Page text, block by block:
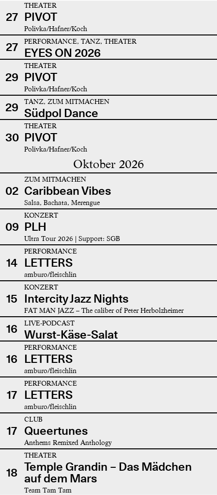
27
THEATER
PIVOT
Polivka/Hafner/Koch
27 PERFORMANCE, TANZ, THEATER
EYES ON 2026
29
THEATER
PIVOT
Polivka/Hafner/Koch
29 TANZ, ZUM MITMACHEN
Südpol Dance
30
THEATER
PIVOT
Polivka/Hafner/Koch
Oktober 2026
02
ZUM MITMACHEN
Caribbean Vibes
Salsa, Bachata, Merengue
09
KONZERT
PLH
Ultra Tour 2026 | Support: SGB
14
PERFORMANCE
LETTERS
amburo/fleischlin
15
KONZERT
Intercity Jazz Nights
FAT MAN JAZZ – The caliber of Peter Herbolzheimer
16 LIVE-PODCAST
Wurst-Käse-Salat
16
PERFORMANCE
LETTERS
amburo/fleischlin
17
PERFORMANCE
LETTERS
amburo/fleischlin
17
CLUB
Queertunes
Anthems Remixed Anthology
18
THEATER
Temple Grandin – Das Mädchen
auf dem Mars
Team Tam Tam